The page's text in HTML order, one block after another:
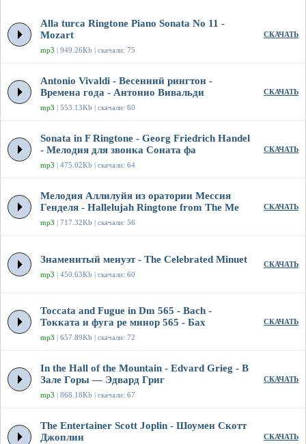
Alla turca Ringtone Piano Sonata No 11 -
Mozart
mp3 | 949.26Kb | скачали: 75
СКАЧАТЬ
Antonio Vivaldi - Весенний рингтон -
Времена года - Антонио Вивальди
mp3 | 553.13Kb | скачали: 60
СКАЧАТЬ
Sonata in F Ringtone - Georg Friedrich Handel
- Мелодия для звонка Соната фа
mp3 | 475.02Kb | скачали: 64
СКАЧАТЬ
Мелодия Аллилуйя из оратории Мессия
Генделя - Hallelujah Ringtone from The Me
mp3 | 717.32Kb | скачали: 56
СКАЧАТЬ
Знаменитый менуэт - The Celebrated Minuet
mp3 | 450.63Kb | скачали: 60
СКАЧАТЬ
Toccata and Fugue in Dm 565 - Bach -
Токката и фуга ре минор 565 - Бах
mp3 | 657.89Kb | скачали: 72
СКАЧАТЬ
In the Hall of the Mountain - Edvard Grieg - В
Зале Горы — Эдвард Григ
mp3 | 868.18Kb | скачали: 67
СКАЧАТЬ
The Entertainer Scott Joplin - Шоумен Скотт
Джоплин
СКАЧАТЬ